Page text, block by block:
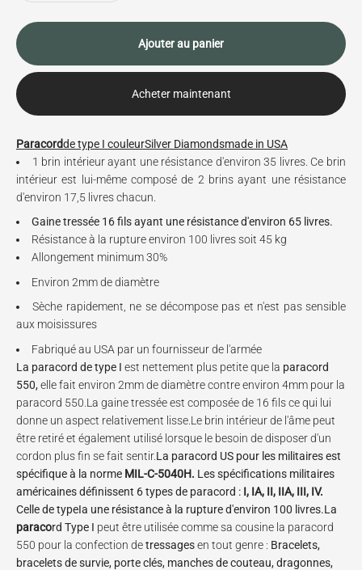
Ajouter au panier
Acheter maintenant
Paracordde type I couleurSilver Diamondsmade in USA
1 brin intérieur ayant une résistance d'environ 35 livres. Ce brin
intérieur est lui-même composé de 2 brins ayant une résistance
d'environ 17,5 livres chacun.
Gaine tressée 16 fils ayant une résistance d'environ 65 livres.
Résistance à la rupture environ 100 livres soit 45 kg
Allongement minimum 30%
Environ 2mm de diamètre
Sèche rapidement, ne se décompose pas et n'est pas sensible
aux moisissures
Fabriqué au USA par un fournisseur de l'armée
La paracord de type I est nettement plus petite que la paracord
550, elle fait environ 2mm de diamètre contre environ 4mm pour la
paracord 550. La gaine tressée est composée de 16 fils ce qui lui
donne un aspect relativement lisse.Le brin intérieur de l'âme peut
être retiré et également utilisé lorsque le besoin de disposer d'un
cordon plus fin se fait sentir.La paracord US pour les militaires est
spécifique à la norme MIL-C-5040H. Les spécifications militaires
américaines définissent 6 types de paracord : I, IA, II, IIA, III, IV.
Celle detypeIa une résistance à la rupture d'environ 100 livres.La
paracord Type I peut être utilisée comme sa cousine la paracord
550 pour la confection detressagesen tout genre : Bracelets,
bracelets de survie, porte clés, manches de couteau, dragonnes,